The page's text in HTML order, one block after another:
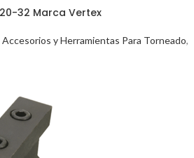
32 Marca Vertex
Accesorios y Herramientas Para Torneado,